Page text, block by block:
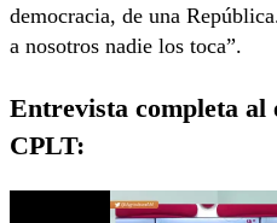
democracia, de una
a nosotros nadie los toca”.
Entrevista completa al
CPLT: